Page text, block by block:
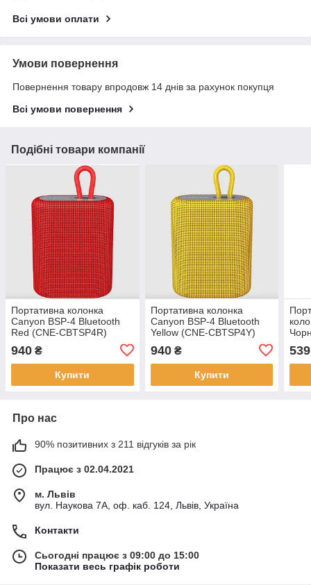
Всі умови оплати
Умови повернення
Повернення товару впродовж 14 днів за рахунок покупця
Всі умови повернення
Подібні товари компанії
Портативна колонка
Canyon BSP-4 Bluetooth
Red (CNE-CBTSP4R)
940 ₴
Купити
Портативна колонка
Canyon BSP-4 Bluetooth
Yellow (CNE-CBTSP4Y)
940₴
Купити
539
Про нас
90% позитивних з 211 відгуків за рік
Працює з 02.04.2021
м. Львів
вул. Наукова 7А, оф. каб. 124, Львів, Україна
Контакти
Сьогодні працює з 09:00 до 15:00
Показати весь графік роботи